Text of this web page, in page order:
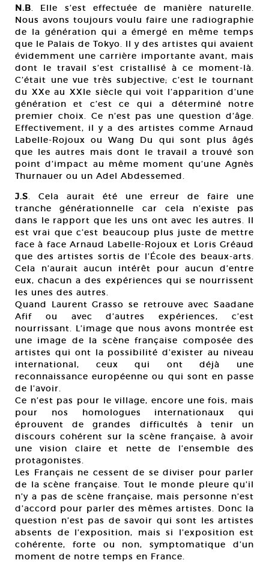
N.B. Elle s’est effectuée de manière naturelle.
Nous avons toujours voulu faire une radiographie
de la génération qui a émergé en même temps
que le Palais de Tokyo. Il y des artistes qui avaient
évidemment une carrière importante avant, mais
dont le travail s’est cristallisé à ce moment-là.
C’était une vue très subjective; c’est le tournant
du XXe au XXIe siècle qui voit l’apparition d’une
génération et c’est ce qui a déterminé notre
premier choix. Ce n’est pas une question d’âge.
Effectivement, il y a des artistes comme Arnaud
Labelle-Rojoux ou Wang Du qui sont plus âgés
que les autres mais dont le travail a trouvé son
point d’impact au même moment qu’une Agnès
Thurnauer ou un Adel Abdessemed.
J.S. Cela aurait été une erreur de faire une
tranche générationnelle car cela n’existe pas
dans le rapport que les uns ont avec les autres. Il
est vrai que c’est beaucoup plus juste de mettre
face à face Arnaud Labelle-Rojoux et Loris Gréaud
que des artistes sortis de l’École des beaux-arts.
Cela n’aurait aucun intérêt pour aucun d’entre
eux, chacun a des expériences qui se nourrissent
les unes des autres.
Quand Laurent Grasso se retrouve avec Saadane
Afif ou avec d’autres expériences, c’est
nourrissant. L’image que nous avons montrée est
une image de la scène française composée des
artistes qui ont la possibilité d’exister au niveau
international, ceux qui ont déjà une
reconnaissance européenne ou qui sont en passe
de l’avoir.
Ce n’est pas pour le village, encore une fois, mais
pour nos homologues internationaux qui
éprouvent de grandes difficultés à tenir un
discours cohérent sur la scène française, à avoir
une vision claire et nette de l’ensemble des
protagonistes.
Les Français ne cessent de se diviser pour parler
de la scène française. Tout le monde pleure qu’il
n’y a pas de scène française, mais personne n’est
d’accord pour parler des mêmes artistes. Donc la
question n’est pas de savoir qui sont les artistes
absents de l’exposition, mais si l’exposition est
cohérente, forte ou non, symptomatique d’un
moment de notre temps en France.